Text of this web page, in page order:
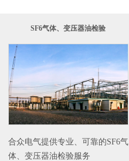
SF6气体、变压器油检验
合众电气提供专业、可靠的SF6气
体、变压器油检验服务